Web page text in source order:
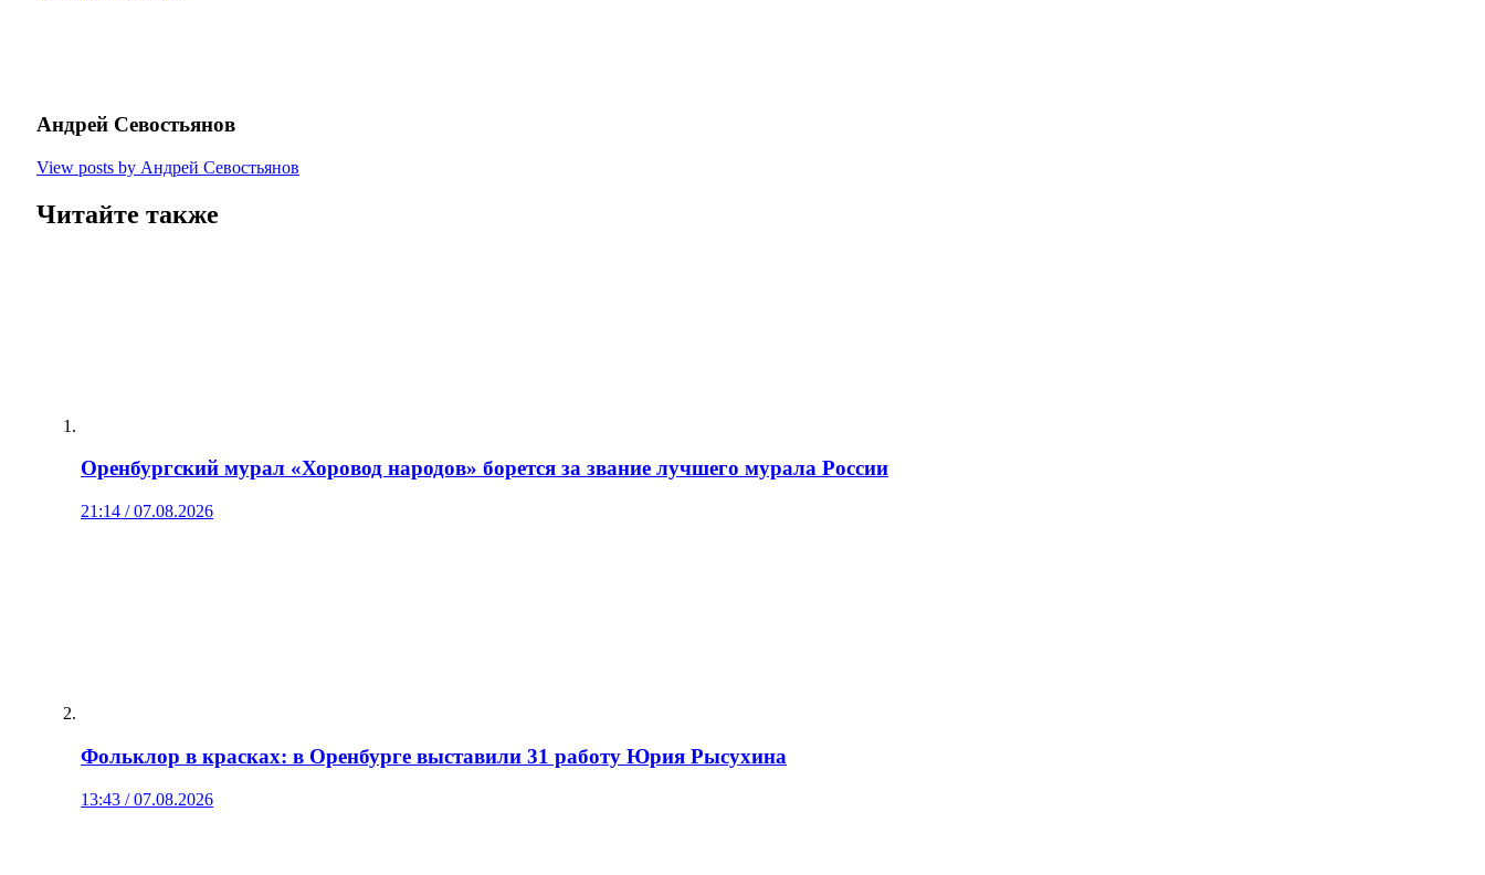
Андрей Севостьянов
View posts by Андрей Севостьянов
Читайте также
Оренбургский мурал «Хоровод народов» борется за звание лучшего мурала России
21:14 / 07.08.2026
Фольклор в красках: в Оренбурге выставили 31 работу Юрия Рысухина
13:43 / 07.08.2026